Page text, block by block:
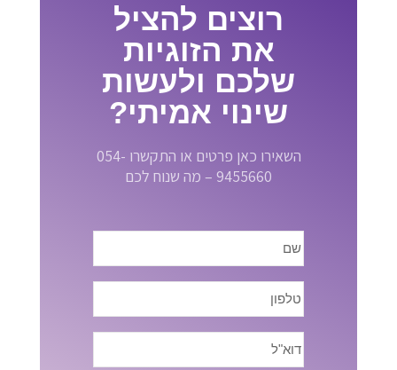
רוצים להציל
את הזוגיות
שלכם ולעשות
שינוי אמיתי?
השאירו כאן פרטים או התקשרו 054-
9455660 – מה שנוח לכם